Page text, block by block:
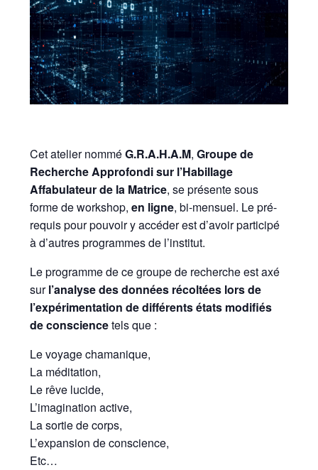
Cet atelier nomméG.R.A.H.A.M,Groupe de
Recherche Approfondi sur l’Habillage
Affabulateur de la Matrice, se présente sous
forme de workshop,en ligne, bi-mensuel. Le pré-
requis pour pouvoir y accéder est d’avoir participé
à d’autres programmes de l’institut.
Le programme de ce groupe de recherche est axé
surl’analyse des données récoltées lors de
l’expérimentation de différents états modifiés
de consciencetels que :
Le voyage chamanique,
La méditation,
Le rêve lucide,
L’imagination active,
La sortie de corps,
L’expansion de conscience,
Etc…